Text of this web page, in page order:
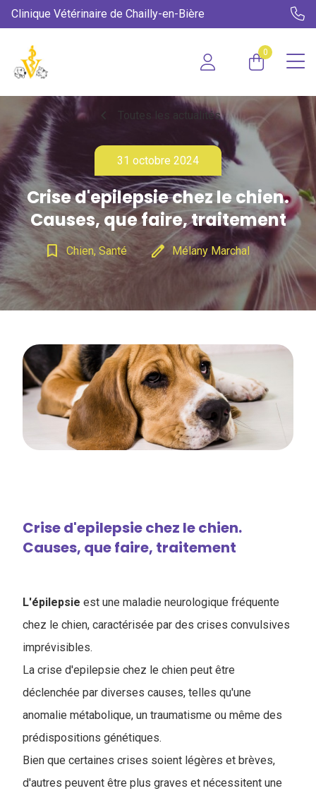
Clinique Vétérinaire de Chailly-en-Bière
0
chevron_left Toutes les actualités
31 octobre 2024
Crise d'epilepsie chez le chien.
Causes, que faire, traitement
bookmark_border Chien, Santé edit Mélany Marchal
Crise d'epilepsie chez le chien.
Causes, que faire, traitement
L'épilepsie est une maladie neurologique fréquente
chez le chien, caractérisée par des crises convulsives
imprévisibles.
La crise d'epilepsie chez le chien peut être
déclenchée par diverses causes, telles qu'une
anomalie métabolique, un traumatisme ou même des
prédispositions génétiques.
Bien que certaines crises soient légères et brèves,
d'autres peuvent être plus graves et nécessitent une